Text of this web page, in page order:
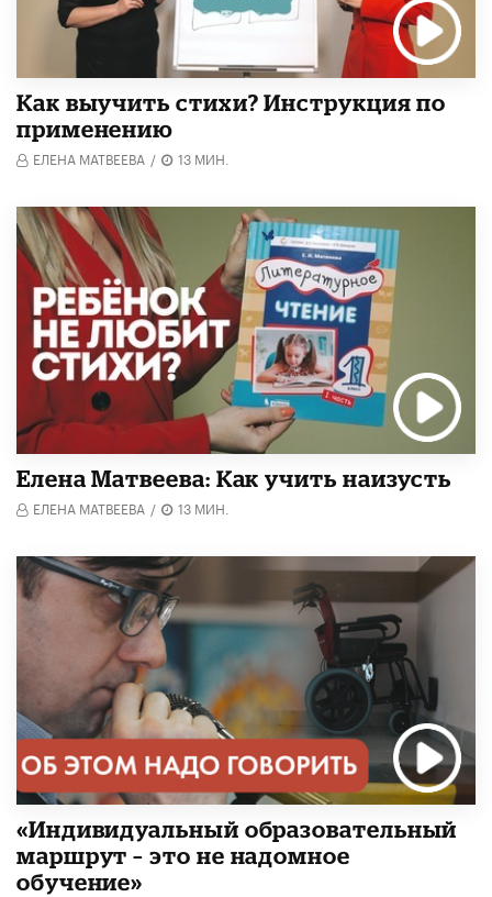
Как выучить стихи? Инструкция по
применению
ЕЛЕНА МАТВЕЕВА / 13 МИН.
Елена Матвеева: Как учить наизусть
ЕЛЕНА МАТВЕЕВА / 13 МИН.
«Индивидуальный образовательный
маршрут – это не надомное
обучение»